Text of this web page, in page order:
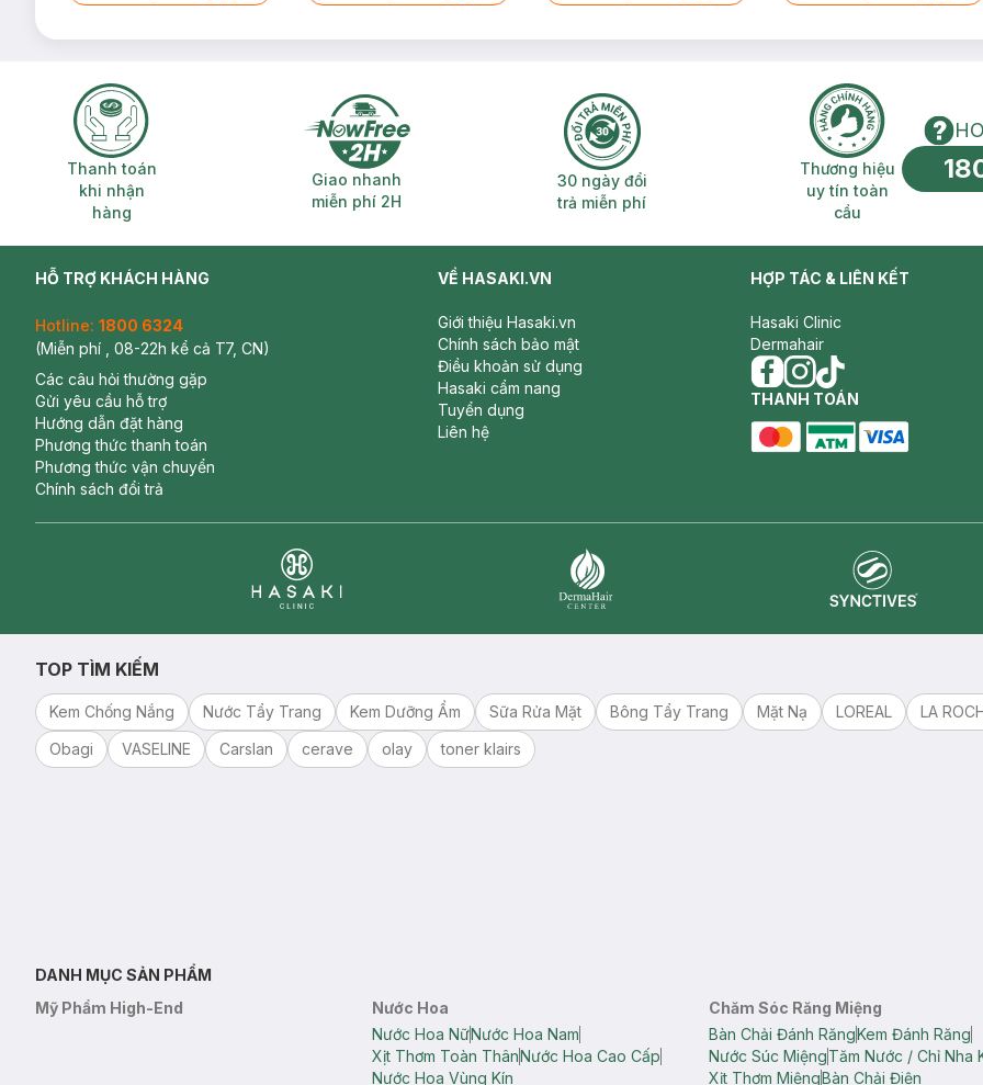
Thanh toán khi nhận hàng
Thanh toán
khi nhận
hàng
Giao nhanh miễn phí 2H
Giao nhanh
miễn phí 2H
30 ngày đổi trả miễn phí
30 ngày đổi
trả miễn phí
Thương hiệu uy
Thương hiệu
uy tín toàn
cầu
HỖ TRỢ KHÁCH HÀNG
Hotline: 1800 6324
(Miễn phí , 08-22h kể cả T7, CN)
Các câu hỏi thường gặp
Gửi yêu cầu hỗ trợ
Hướng dẫn đặt hàng
Phương thức thanh toán
Phương thức vận chuyển
Chính sách đổi trả
VỀ HASAKI.VN
Giới thiệu Hasaki.vn
Chính sách bảo mật
Điều khoản sử dụng
Hasaki cẩm nang
Tuyển dụng
Liên hệ
HỢP TÁC & LIÊN KẾT
Hasaki Clinic
Dermahair
facebook
instagram
tiktok
THANH TOÁN
TOP TÌM KIẾM
Kem Chống Nắng Nước Tẩy Trang Kem Dưỡng Ẩm Sữa Rửa Mặt Bông Tẩy Trang Mặt Nạ LOREAL LA
Obagi
VASELINE Carslan cerave olay toner klairs
DANH MỤC SẢN PHẨM
Mỹ Phẩm High-End
Nước Hoa
Nước Hoa NữNước Hoa Nam
Xịt Thơm Toàn ThânNước Hoa Cao Cấp
Nước Hoa Vùng Kín
Chăm Sóc Răng Miệng
Bàn Chải Đánh RăngKem Đánh Răng
Nước Súc MiệngTăm Nước / Chỉ Nha
Xịt Thơm MiệngBàn Chải Điện